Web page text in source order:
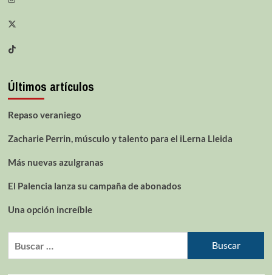
Últimos artículos
Repaso veraniego
Zacharie Perrin, músculo y talento para el iLerna Lleida
Más nuevas azulgranas
El Palencia lanza su campaña de abonados
Una opción increíble